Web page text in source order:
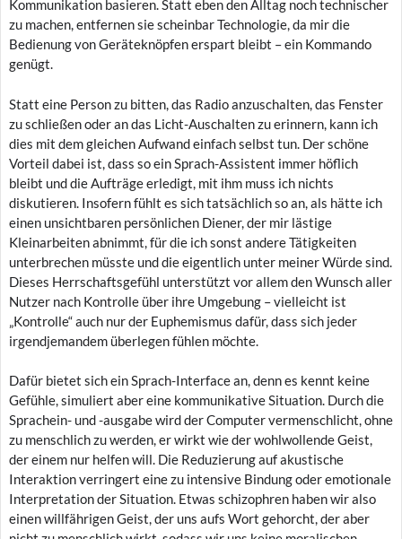
Kommunikation basieren. Statt eben den Alltag noch technischer
zu machen, entfernen sie scheinbar Technologie, da mir die
Bedienung von Geräteknöpfen erspart bleibt – ein Kommando
genügt.
Statt eine Person zu bitten, das Radio anzuschalten, das Fenster
zu schließen oder an das Licht-Auschalten zu erinnern, kann ich
dies mit dem gleichen Aufwand einfach selbst tun. Der schöne
Vorteil dabei ist, dass so ein Sprach-Assistent immer höflich
bleibt und die Aufträge erledigt, mit ihm muss ich nichts
diskutieren. Insofern fühlt es sich tatsächlich so an, als hätte ich
einen unsichtbaren persönlichen Diener, der mir lästige
Kleinarbeiten abnimmt, für die ich sonst andere Tätigkeiten
unterbrechen müsste und die eigentlich unter meiner Würde sind.
Dieses Herrschaftsgefühl unterstützt vor allem den Wunsch aller
Nutzer nach Kontrolle über ihre Umgebung – vielleicht ist
„Kontrolle“ auch nur der Euphemismus dafür, dass sich jeder
irgendjemandem überlegen fühlen möchte.
Dafür bietet sich ein Sprach-Interface an, denn es kennt keine
Gefühle, simuliert aber eine kommunikative Situation. Durch die
Sprachein- und -ausgabe wird der Computer vermenschlicht, ohne
zu menschlich zu werden, er wirkt wie der wohlwollende Geist,
der einem nur helfen will. Die Reduzierung auf akustische
Interaktion verringert eine zu intensive Bindung oder emotionale
Interpretation der Situation. Etwas schizophren haben wir also
einen willfährigen Geist, der uns aufs Wort gehorcht, der aber